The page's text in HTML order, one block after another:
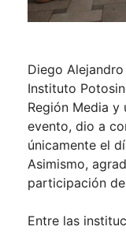
Diego
Instituto
Región Media
evento, dio a
únicamente el
Asimismo,
participación
Entre las